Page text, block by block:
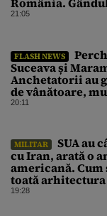
cazul
21:05
FLASH NEWS
Suceava și
Anchetatorii au
de vânătoare,
trofee de vânat și
20:11
MILITAR
SUA au
cu Iran, arată o
americană.
toată
din Orientul
19:28